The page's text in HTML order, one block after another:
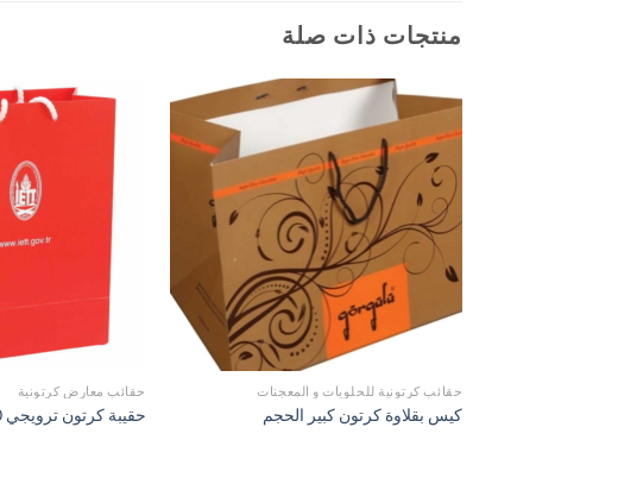
منتجات ذات صلة
حقائب كرتونية للحلويات و المعجنات
كيس بقلاوة كرتون كبير الحجم
حقائب معارض كرتونية
حقيبة كرتون ترويجي 28x22x10 سم